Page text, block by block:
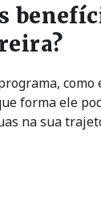
forma ele
na sua